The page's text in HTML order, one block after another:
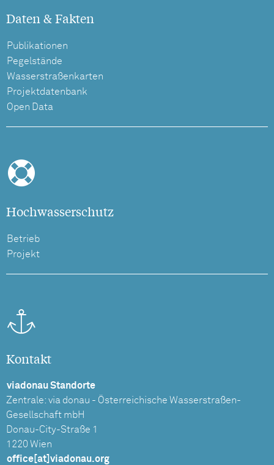
Daten & Fakten
Publikationen
Pegelstände
Wasserstraßenkarten
Projektdatenbank
Open Data
Hochwasserschutz
Betrieb
Projekt
Kontakt
viadonau Standorte
Zentrale: via donau - Österreichische Wasserstraßen-
Gesellschaft mbH
Donau-City-Straße 1
1220 Wien
office[at]viadonau.org